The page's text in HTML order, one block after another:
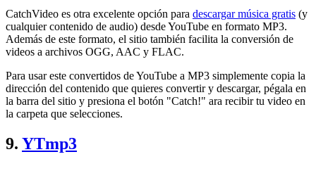
CatchVideo es otra excelente opción para descargar música gratis (y
cualquier contenido de audio) desde YouTube en formato MP3.
Además de este formato, el sitio también facilita la conversión de
videos a archivos OGG, AAC y FLAC.
Para usar este convertidos de YouTube a MP3 simplemente copia la
dirección del contenido que quieres convertir y descargar, pégala en
la barra del sitio y presiona el botón "Catch!" ara recibir tu video en
la carpeta que selecciones.
9. YTmp3